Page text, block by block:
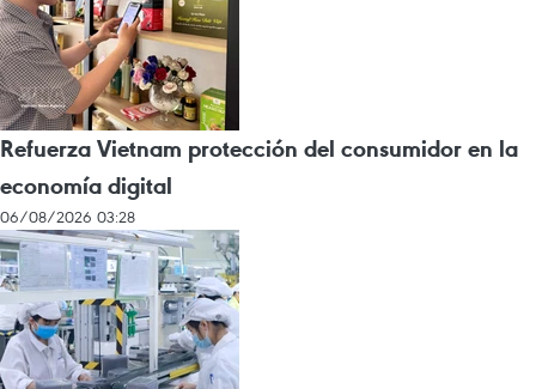
Refuerza Vietnam protección del consumidor en la
economía digital
06/08/2026 03:28